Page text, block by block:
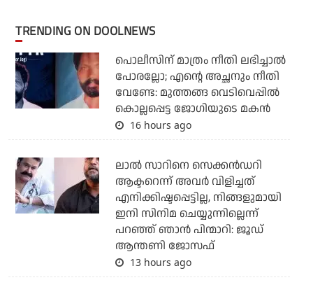
TRENDING ON DOOLNEWS
പൊലീസിന് മാത്രം നീതി ലഭിച്ചാല്‍
പോരല്ലോ; എന്റെ അച്ഛനും നീതി
വേണ്ടേ: മുത്തങ്ങ വെടിവെപ്പില്‍
കൊല്ലപ്പെട്ട ജോഗിയുടെ മകന്‍
16 hours ago
ലാല്‍ സാറിനെ സെക്കന്‍ഡറി
ആക്ടറെന്ന് അവര്‍ വിളിച്ചത്
എനിക്കിഷ്ടപ്പെട്ടില്ല, നിങ്ങളുമായി
ഇനി സിനിമ ചെയ്യുന്നില്ലെന്ന്
പറഞ്ഞ് ഞാന്‍ പിന്മാറി: ജൂഡ്
ആന്തണി ജോസഫ്
13 hours ago